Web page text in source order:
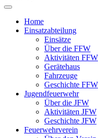
Home
Einsatzabteilung
Einsätze
Über die FFW
Aktivitäten FFW
Gerätehaus
Fahrzeuge
Geschichte FFW
Jugendfeuerwehr
Über die JFW
Aktivitäten JFW
Geschichte JFW
Feuerwehrverein